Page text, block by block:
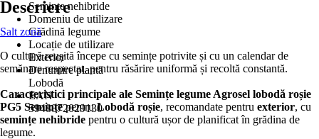
Semințe nehibride
Domeniu de utilizare
Grădină legume
Locație de utilizare
Exterior
Denumire plantă
Lobodă
EAN
5948872029130
Descriere
Salt zonă
O cultură reușită începe cu semințe potrivite și cu un calendar de
semănare respectat, pentru răsărire uniformă și recoltă constantă.
Caracteristici principale ale Semințe legume Agrosel lobodă roșie
PG5 SemințepentruLobodă roșie, recomandate pentru exterior, cu
semințe nehibride pentru o cultură ușor de planificat în grădina de
legume.